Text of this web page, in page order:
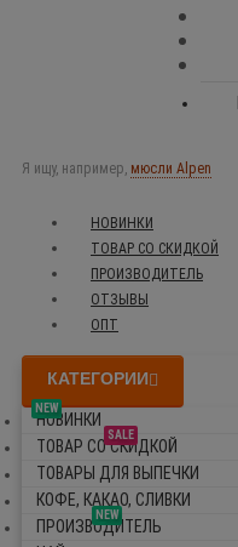
Я ищу, например, мюсли Alpen
НОВИНКИ
ТОВАР СО СКИДКОЙ
ПРОИЗВОДИТЕЛЬ
ОТЗЫВЫ
ОПТ
КАТЕГОРИИ
NEW
НОВИНКИ
SALE
ТОВАР СО СКИДКОЙ
ТОВАРЫ ДЛЯ ВЫПЕЧКИ
КОФЕ, КАКАО, СЛИВКИ
NEW
ПРОИЗВОДИТЕЛЬ